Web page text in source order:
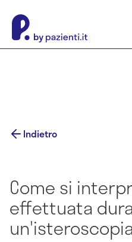
Indietro
Come si
effettuata